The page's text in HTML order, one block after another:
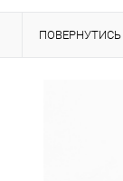
ПОВЕРНУТИСЬ